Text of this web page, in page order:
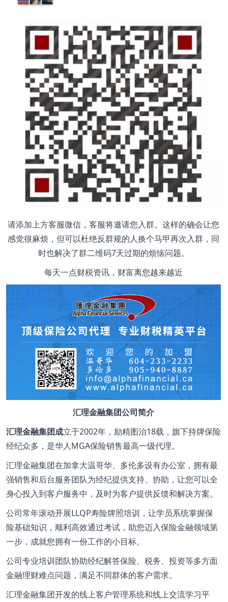
请添加上方客服微信，客服将邀请您入群。这样的确会让您
感觉很麻烦，但可以杜绝反群规的人换个马甲再次入群，同
时也解决了群二维码7天过期的烦恼问题。
每天一点财税资讯，财富离您越来越近
汇理金融集团公司简介
汇理金融集团成立于2002年，励精图治18载，旗下持牌保险
经纪众多，是华人MGA保险销售最高一级代理。
汇理金融集团在加拿大温哥华、多伦多设有办公室，拥有最
强销售和后台服务团队为经纪提供支持、协助，让您可以全
身心投入到客户服务中，及时为客户提供反馈和解决方案。
公司常年滚动开展LLQP寿险牌照培训，让学员系统掌握保
险基础知识，顺利高效通过考试，助您迈入保险金融领域第
一步，成就您拥有一份工作的小目标。
公司专业培训团队协助经纪解答保险、税务、投资等多方面
金融理财难点问题，满足不同群体的客户需求。
汇理金融集团开发的线上客户管理系统和线上交流学习平